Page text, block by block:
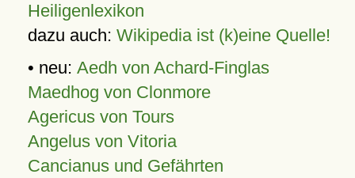
Heiligenlexikon
dazu auch: Wikipedia ist (k)eine Quelle!
• neu: Aedh von Achard-Finglas
Maedhog von Clonmore
Agericus von Tours
Angelus von Vitoria
Cancianus und Gefährten